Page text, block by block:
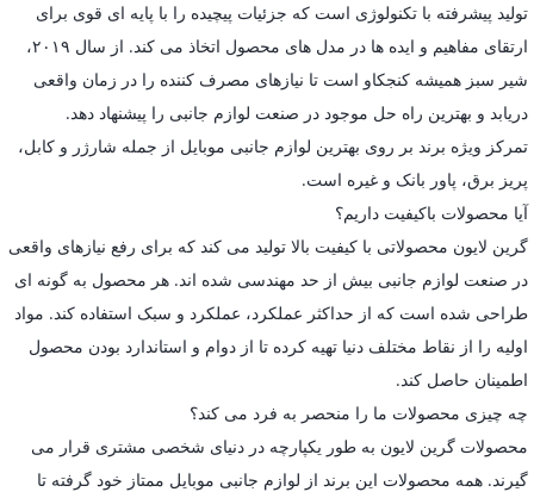
تولید پیشرفته با تکنولوژی است که جزئیات پیچیده را با پایه ای قوی برای
ارتقای مفاهیم و ایده ها در مدل های محصول اتخاذ می کند. از سال ۲۰۱۹،
شیر سبز همیشه کنجکاو است تا نیازهای مصرف کننده را در زمان واقعی
دریابد و بهترین راه حل موجود در صنعت لوازم جانبی را پیشنهاد دهد.
تمرکز ویژه برند بر روی بهترین لوازم جانبی موبایل از جمله شارژر و کابل،
پریز برق، پاور بانک و غیره است.
آیا محصولات باکیفیت داریم؟
گرین لایون محصولاتی با کیفیت بالا تولید می کند که برای رفع نیازهای واقعی
در صنعت لوازم جانبی بیش از حد مهندسی شده اند. هر محصول به گونه ای
طراحی شده است که از حداکثر عملکرد، عملکرد و سبک استفاده کند. مواد
اولیه را از نقاط مختلف دنیا تهیه کرده تا از دوام و استاندارد بودن محصول
اطمینان حاصل کند.
چه چیزی محصولات ما را منحصر به فرد می کند؟
محصولات گرین لایون به طور یکپارچه در دنیای شخصی مشتری قرار می
گیرند. همه محصولات این برند از لوازم جانبی موبایل ممتاز خود گرفته تا